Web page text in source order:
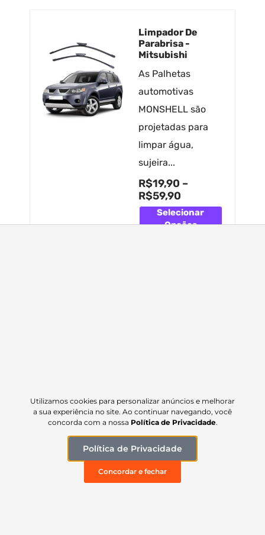
Limpador De
Parabrisa -
Mitsubishi
As Palhetas
automotivas
MONSHELL são
projetadas para
limpar água,
sujeira...
R$19,90 –
R$59,90
Selecionar
Opções
(35) 99137-4429
(35) 99140-2475
NAVEGAÇÃO
Início
Linha Prime
Utilizamos cookies para personalizar anúncios e melhorar
a sua experiência no site. Ao continuar navegando, você
concorda com a nossa Política de Privacidade.
Política de Privacidade
Concordar e fechar